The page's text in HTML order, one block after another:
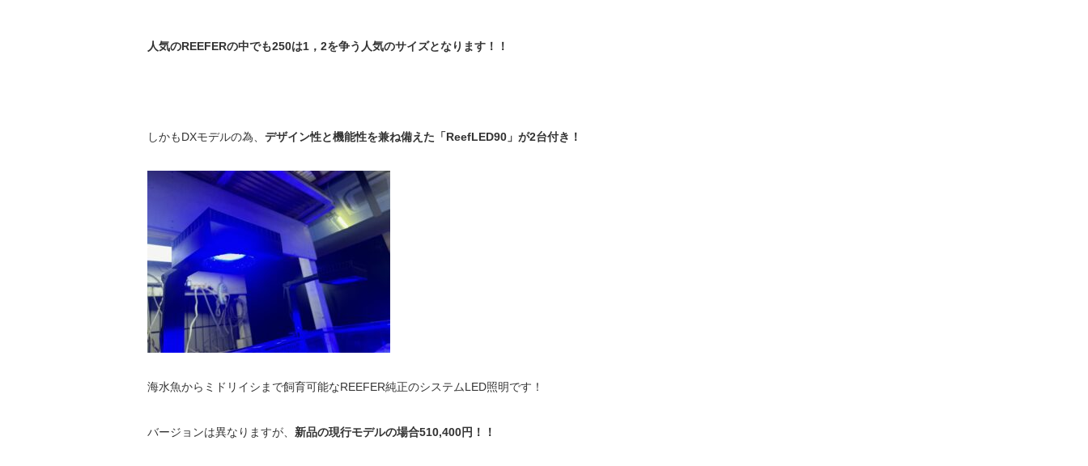
人気のREEFERの中でも250は1，2を争う人気のサイズとなります！！
しかもDXモデルの為、 デザイン性と機能性を兼ね備えた「ReefLED90」が2台付き！
海水魚からミドリイシまで飼育可能なREEFER純正のシステムLED照明です！
バージョンは異なりますが、 新品の現行モデルの場合510,400円！！